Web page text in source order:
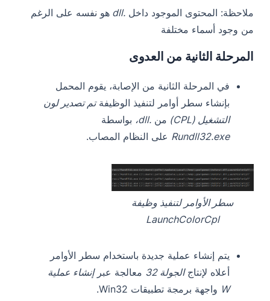
ملاحظة: المحتوى الموجود داخل.dll
هو نفسه على الرغم
من وجود أسماء مختلفة
المرحلة الثانية من العدوى
في المرحلة الثانية من الإصابة، يقوم المحمل
بإنشاء سطر أوامر لتنفيذ الوظيفةتم تصدير لون
التشغيل (CPL)
من.dll،
بواسطة
Rundll32.exe على النظام المصاب.
سطر الأوامر لتنفيذ وظيفة
LaunchColorCpl
يتم إنشاء عملية جديدة باستخدام سطر الأوامر
أعلاه لإنتاجالجولة 32 معالجة عبرإنشاء عملية
W واجهة برمجة تطبيقات Win32.